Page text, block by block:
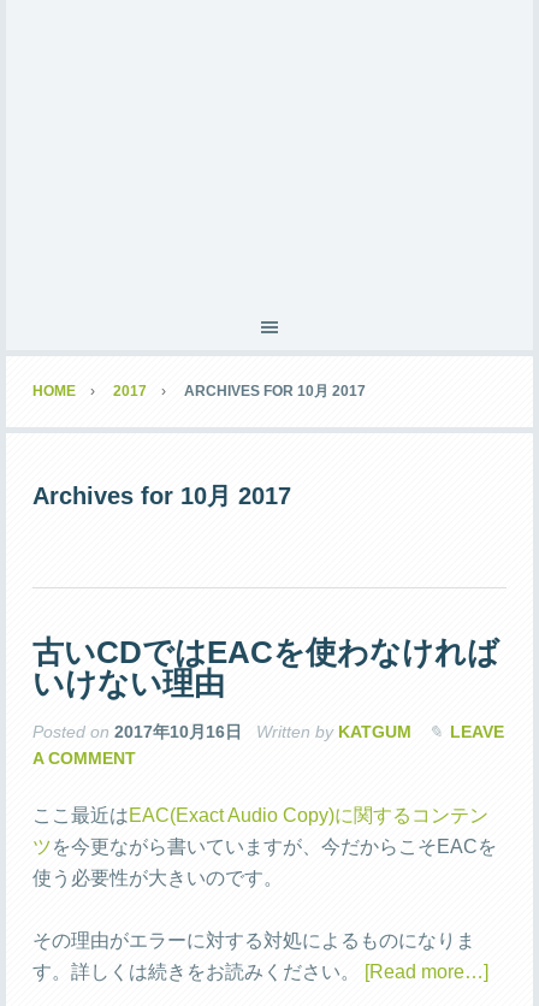
HOME 2017 ARCHIVES FOR 10月 2017
Archives for 10月 2017
古いCDではEACを使わなければ
いけない理由
Posted on 2017年10月16日 Written by KATGUM
LEAVE
A COMMENT
ここ最近はEAC(Exact Audio Copy)に関するコンテン
ツを今更ながら書いていますが、今だからこそEACを
使う必要性が大きいのです。
その理由がエラーに対する対処によるものになりま
す。詳しくは続きをお読みください。
[Read more…]